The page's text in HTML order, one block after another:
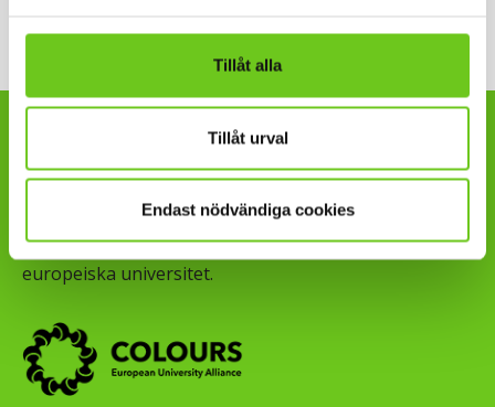
Tillåt alla
Tillåt urval
Endast nödvändiga cookies
Högskolan Kristianstad är en
del av COLOURS European
University Alliance, ett
samarbete med åtta andra
europeiska universitet.